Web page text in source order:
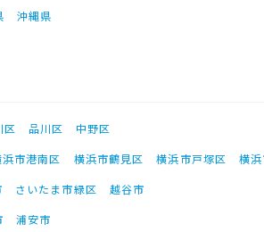
沖縄県
区 品川区
中野区
浜市港南区 横浜市鶴見区 横浜市戸塚区
横
さいたま市緑区
越谷市
浦安市